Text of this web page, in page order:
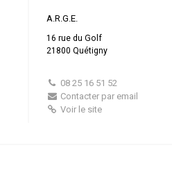
A.R.G.E.
16 rue du Golf
21800 Quétigny
08 25 16 51 52
Contacter par email
Voir le site